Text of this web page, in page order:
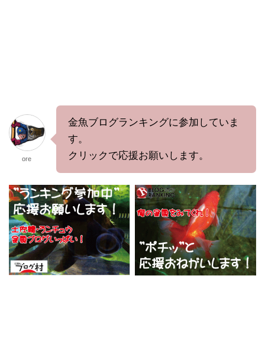
ore
金魚ブログランキングに参加していま
す。
クリックで応援お願いします。